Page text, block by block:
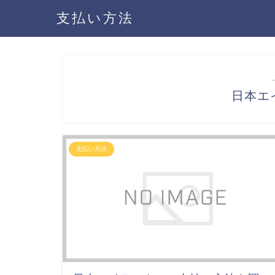
支払い方法
日本エ
支払い方法